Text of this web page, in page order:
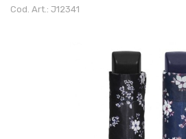
Cod. Art.: J12341